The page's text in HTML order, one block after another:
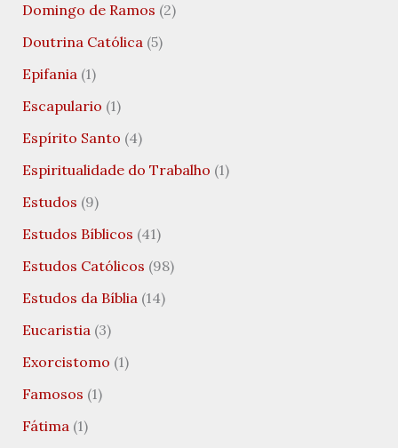
Domingo de Ramos (2)
Doutrina Católica(5)
Epifania(1)
Escapulario (1)
Espírito Santo (4)
Espiritualidade do Trabalho (1)
Estudos (9)
Estudos Bíblicos (41)
Estudos Católicos (98)
Estudos da Bíblia(14)
Eucaristia(3)
Exorcistomo (1)
Famosos (1)
Fátima(1)